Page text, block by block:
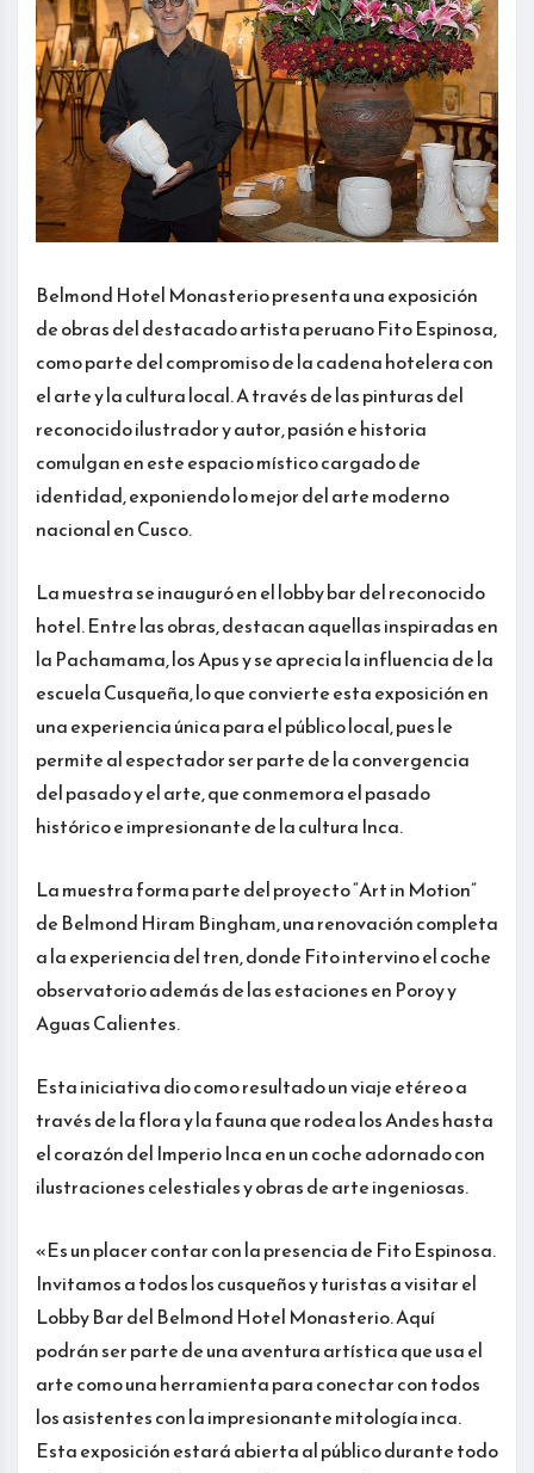
Belmond Hotel Monasterio presenta una exposición
de obras del destacado artista peruano Fito Espinosa,
como parte del compromiso de la cadena hotelera con
el arte y la cultura local. A través de las pinturas del
reconocido ilustrador y autor, pasión e historia
comulgan en este espacio místico cargado de
identidad, exponiendo lo mejor del arte moderno
nacional en Cusco.
La muestra se inauguró en el lobby bar del reconocido
hotel. Entre las obras, destacan aquellas inspiradas en
la Pachamama, los Apus y se aprecia la influencia de la
escuela Cusqueña, lo que convierte esta exposición en
una experiencia única para el público local, pues le
permite al espectador ser parte de la convergencia
del pasado y el arte, que conmemora el pasado
histórico e impresionante de la cultura Inca.
La muestra forma parte del proyecto “Art in Motion”
de Belmond Hiram Bingham, una renovación completa
a la experiencia del tren, donde Fito intervino el coche
observatorio además de las estaciones en Poroy y
Aguas Calientes.
Esta iniciativa dio como resultado un viaje etéreo a
través de la flora y la fauna que rodea los Andes hasta
el corazón del Imperio Inca en un coche adornado con
ilustraciones celestiales y obras de arte ingeniosas.
«Es un placer contar con la presencia de Fito Espinosa.
Invitamos a todos los cusqueños y turistas a visitar el
Lobby Bar del Belmond Hotel Monasterio. Aquí
podrán ser parte de una aventura artística que usa el
arte como una herramienta para conectar con todos
los asistentes con la impresionante mitología inca.
Esta exposición estará abierta al público durante todo